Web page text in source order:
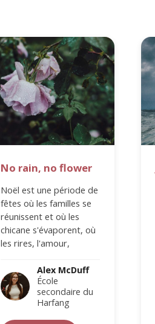
No rain, no flower
Noël est une période de
fêtes où les familles se
réunissent et où les
chicane s'évaporent, où
les rires, l'amour,
les rêves et…Alex McDuff
École
secondaire du
Harfang